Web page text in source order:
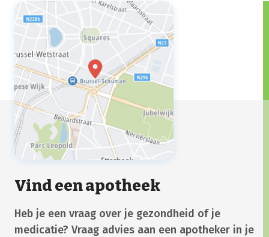
Vind een apotheek
Heb je een vraag over je gezondheid of je
medicatie? Vraag advies aan een apotheker in je